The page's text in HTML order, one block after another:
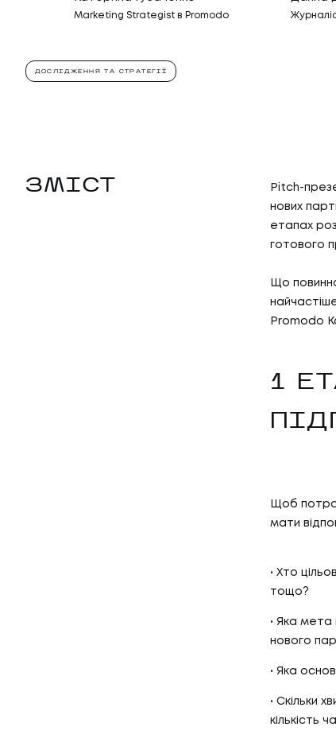
Marketing Strategist в Promodo
ДОСЛІДЖЕННЯ ТА СТРАТЕГІЇ
ЗМІСТ
Pitch-
нових
етапах
готового
Що
Promodo
1
Щоб
мати
Хто
тощо?
Яка мета
нового
Яка
Скільки
кількість